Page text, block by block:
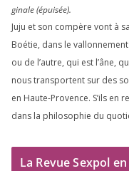
gi­nale (épui­sée).
Juju et son com­père vont à
Boétie, dans le
ou de l’autre, qui est l’âne,
nous trans­portent sur des
en Haute-Provence. S’ils en
dans la phi­lo­so­phie du
La Revue Sexpol en